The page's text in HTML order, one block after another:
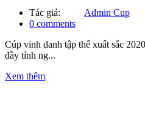
Tác giả:
Admin Cup
0 comments
Cúp vinh danh tập thể xuất sắc
đầy tính ng...
Xem thêm